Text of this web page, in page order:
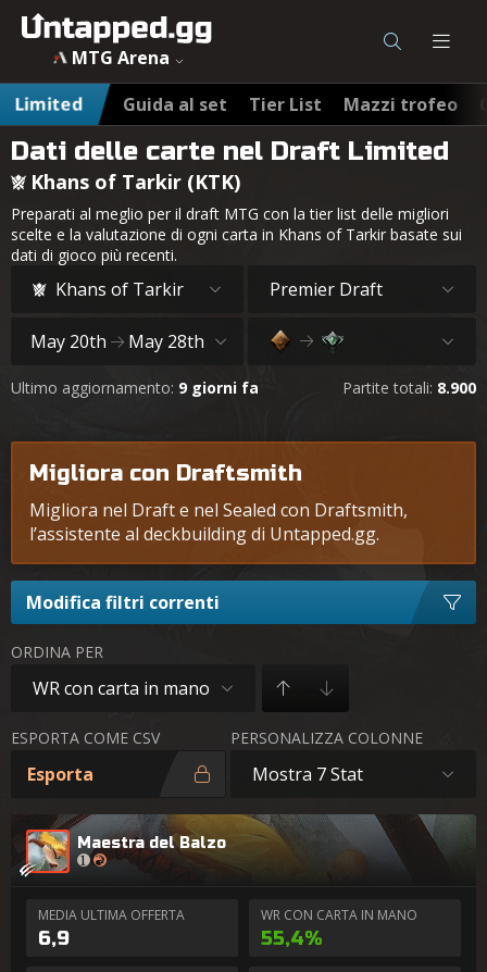
MTG Arena
Limited
Guida al set Tier List Mazzi trofeo
Dati delle carte nel Draft Limited
Khans of Tarkir (KTK)
Preparati al meglio per il draft MTG con la tier list delle migliori
scelte e la valutazione di ogni carta in Khans of Tarkir basate sui
dati di gioco più recenti.
Khans of Tarkir Premier Draft
May 20th May 28th
Ultimo aggiornamento: 9 giorni fa Partite totali: 8.900
Migliora con Draftsmith
Migliora nel Draft e nel Sealed con Draftsmith,
l’assistente al deckbuilding di Untapped.gg.
Modifica filtri correnti
ORDINA PER
WR con carta in mano
ESPORTA COME CSV
Esporta
PERSONALIZZA COLONNE
Mostra 7 Stat
Maestra del Balzo
MEDIA ULTIMA OFFERTA
6,9
WR CON CARTA IN MANO
55,4%